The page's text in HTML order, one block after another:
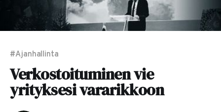
#Ajanhallinta
Verkostoituminen vie
yrityksesi vararikkoon